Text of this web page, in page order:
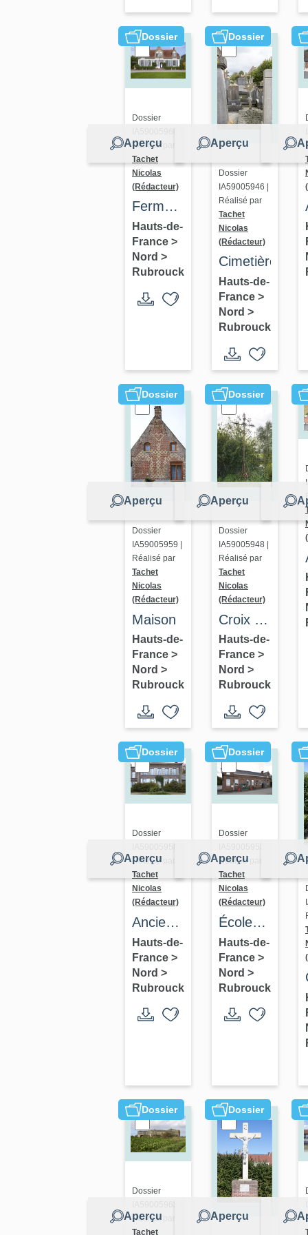
de
Rubrouck
Dossier
Aperçu
Dossier
Réalisé par
Tachet
Nicolas
(Rédacteur)
Ferme
d’Oude
Hofstede
Hauts-de-
France >
Nord >
Rubrouck
Dossier
Aperçu
Dossier
IA59005946 |
Réalisé par
Tachet
Nicolas
(Rédacteur)
Cimetière
Hauts-de-
France >
Nord >
Rubrouck
Dossier
Aperçu
Dossier
IA59005959 |
Réalisé par
Tachet
Nicolas
(Rédacteur)
Maison
Hauts-de-
France >
Nord >
Rubrouck
Dossier
Aperçu
Dossier
IA59005948 |
Réalisé par
Tachet
Nicolas
(Rédacteur)
Croix de
chemin
Hauts-de-
France >
Nord >
Rubrouck
Dossier
Aperçu
Dossier
Réalisé par
Tachet
Nicolas
(Rédacteur)
Ancien
office
notarial,
actuellement
Hauts-de-
France >
Nord >
Rubrouck
Dossier
Aperçu
Dossier
Réalisé par
Tachet
Nicolas
(Rédacteur)
École
maternelle
de
Rubrouck,
école de
Hauts-de-
France >
Nord >
Rubrouck
Dossier
Aperçu
Dossier
Réalisé par
Tachet
Dossier
Aperçu